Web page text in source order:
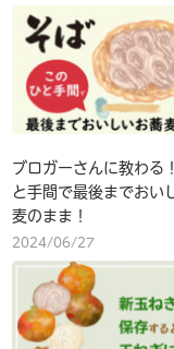
ブロガーさんに教わる
と手間で最後までおい
麦のまま！
2024/06/27